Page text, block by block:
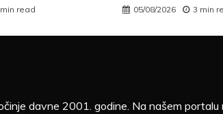
read 05/08/2026 3 min
davne 2001. godine. Na našem